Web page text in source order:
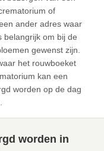
of
ander adres waar
belangrijk om bij de
gewenst zijn.
het rouwboeket
kan een
worden op de dag
worden in